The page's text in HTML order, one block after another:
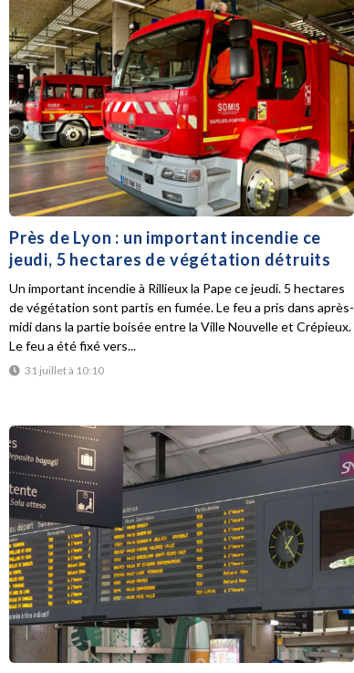
Près de Lyon : un important incendie ce
jeudi, 5 hectares de végétation détruits
31 juillet à 10:10
Un important incendie à Rillieux la Pape ce jeudi. 5 hectares
de végétation sont partis en fumée. Le feu a pris dans après-
midi dans la partie boisée entre la Ville Nouvelle et Crépieux.
Le feu a été fixé vers...